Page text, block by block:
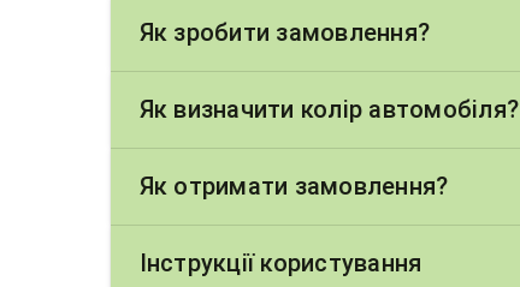
Як зробити замовлення?
Як визначити колір автомобіля?
Як отримати замовлення?
Інструкції користування